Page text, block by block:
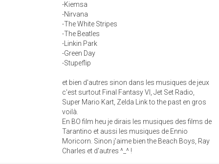
-Kiemsa
-Nirvana
-The White Stripes
-The Beatles
-Linkin Park
-Green Day
-Stupeflip
et bien d'autres sinon dans les musiques de jeux
c'est surtout Final Fantasy VI, Jet Set Radio,
Super Mario Kart, Zelda Link to the past en gros
voilà.
En BO film heu je dirais les musiques des films de
Tarantino et aussi les musiques de Ennio
Moricorn. Sinon j'aime bien the Beach Boys, Ray
Charles et d'autres ^_^ !